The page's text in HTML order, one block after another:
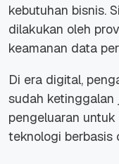
kebutuhan bisnis.
dilakukan oleh
keamanan data
Di era digital,
sudah ketinggalan
pengeluaran
teknologi berbasis